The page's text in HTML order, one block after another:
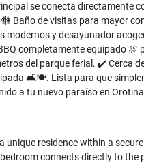
se conecta directamente
Baño de visitas para mayor
y desayunador
completamente equipado
del parque ferial. ✔️ Cerca
🛋️🍽️. Lista para que
a tu nuevo paraíso en
unique residence within a
connects directly to